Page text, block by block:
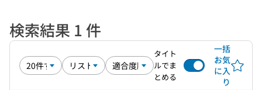
検索結果 1 件
タイト
ルでま
とめる
一括
お気
に入
り